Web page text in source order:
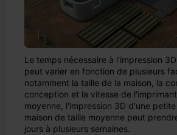
Le temps nécessaire à l'impression
peut varier en fonction de plusieurs
notamment la taille de la maison, la
conception et la vitesse de
moyenne, l'impression 3D d'une
maison de taille moyenne peut
jours à plusieurs semaines.